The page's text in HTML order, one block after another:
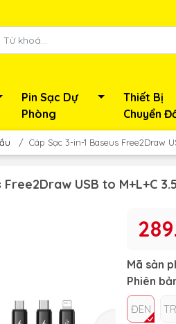
Pin Sạc Dự
Phòng
Thiết Bị
Chuyển
/ Cáp Sạc 3-in-1 Baseus Free2Draw
Free2Draw USB to M+L+C
Mã sản
Phiên
ĐEN